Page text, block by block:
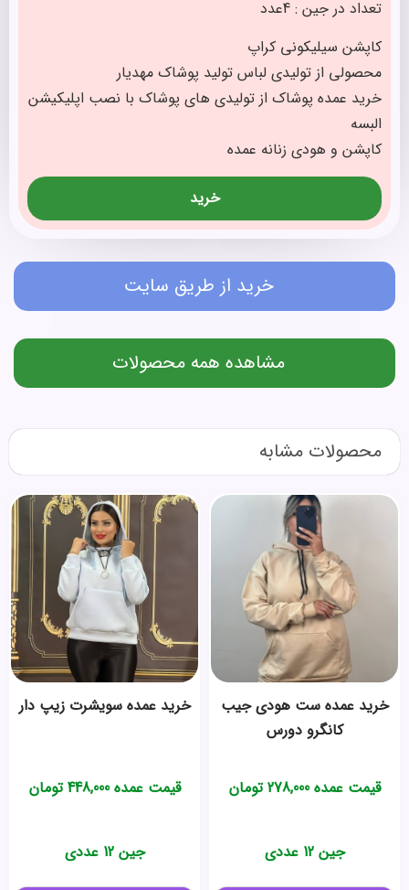
تعداد در جین : 4عدد
کاپشن سیلیکونی کراپ
محصولی از تولیدی لباس تولید پوشاک مهدیار
خرید عمده پوشاک از تولیدی های پوشاک با نصب اپلیکیشن
البسه
کاپشن و هودی زنانه عمده
خرید
خرید از طریق سایت
مشاهده همه محصولات
محصولات مشابه
خرید عمده ست هودی جیب
کانگرو دورس
قیمت عمده278,000 تومان
جین 12 عددی
خرید عمده سویشرت زیپ دار
قیمت عمده448,000 تومان
جین 12 عددی